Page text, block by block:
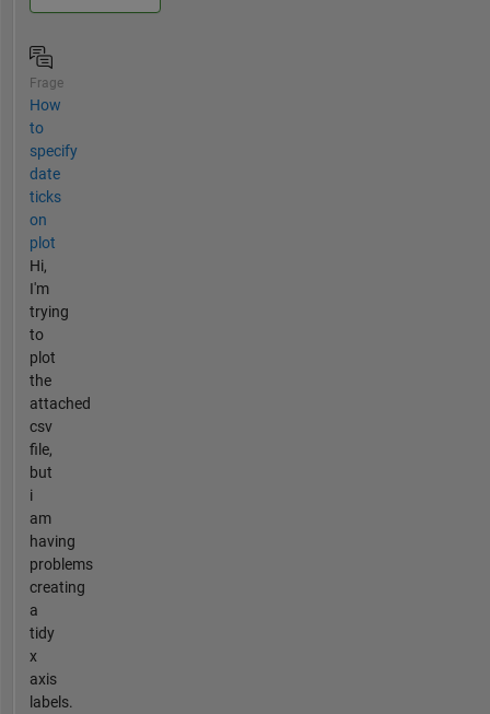
Frage
How
to
specify
date
ticks
on
plot
Hi,
I'm
trying
to
plot
the
attached
csv
file,
but
i
am
having
problems
creating
a
tidy
x
axis
labels.